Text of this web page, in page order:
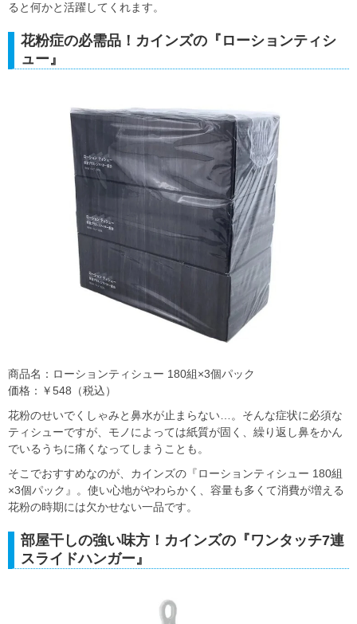
ると何かと活躍してくれます。
花粉症の必需品！カインズの『ローションティシ
ュー』
商品名：ローションティシュー 180組×3個パック
価格：￥548（税込）
花粉のせいでくしゃみと鼻水が止まらない…。そんな症状に必須な
ティシューですが、モノによっては紙質が固く、繰り返し鼻をかん
でいるうちに痛くなってしまうことも。
そこでおすすめなのが、カインズの『ローションティシュー 180組
×3個パック』。使い心地がやわらかく、容量も多くて消費が増える
花粉の時期には欠かせない一品です。
部屋干しの強い味方！カインズの『ワンタッチ7連
スライドハンガー』